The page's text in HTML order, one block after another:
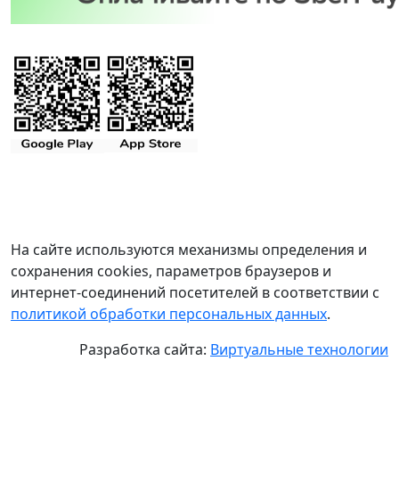
На сайте используются механизмы определения и
сохранения cookies, параметров браузеров и
интернет-соединений посетителей в соответствии с
политикой обработки персональных данных.
Разработка сайта: Виртуальные технологии